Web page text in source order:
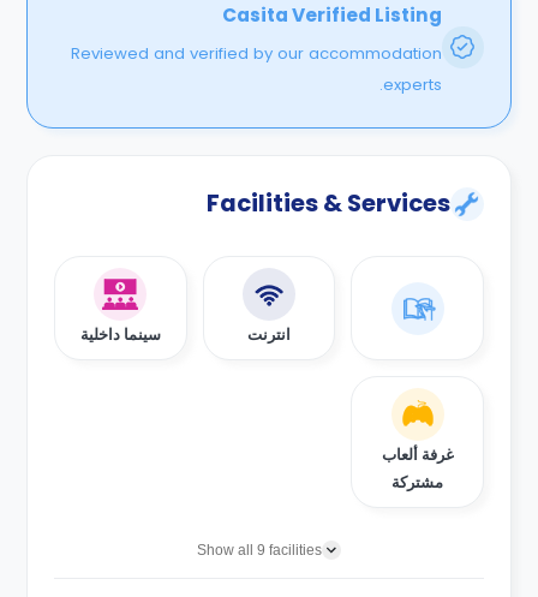
Casita Verified Listing
Reviewed and verified by our accommodation
experts.
Facilities & Services
انترنت سينما داخلية
غرفة ألعاب
مشتركة
Show all 9 facilities